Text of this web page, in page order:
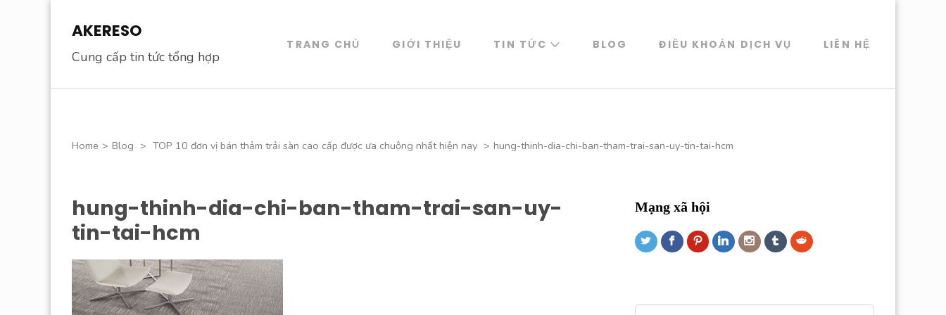
content
Enter)
AKERESO
Cung cấp tin tức tổng hợp
TRANG CHỦ GIỚI THIỆU TIN TỨC BLOG ĐIỀU KHOẢN DỊCH VỤ LIÊN HỆ
Home > Blog > TOP 10 đơn vị bán thảm trải sàn cao cấp được ưa chuộng nhất hiện nay > hung-thinh-dia-chi-ban-tham-trai-san-uy-tin-tai-hcm
hung-thinh-dia-chi-ban-tham-trai-san-uy-
tin-tai-hcm
Mạng xã hội